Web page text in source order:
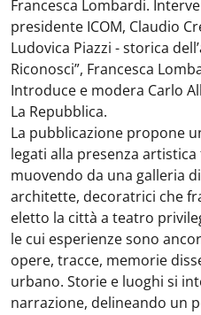
Francesca Lombardi.
presidente ICOM, Claudio
Ludovica Piazzi - storica
Riconosci”, Francesca
Introduce e modera Carlo
La Repubblica.
La pubblicazione propone
legati alla presenza
muovendo da una galleria
architette, decoratrici che
eletto la città a teatro
le cui esperienze sono
opere, tracce, memorie
urbano. Storie e luoghi si
narrazione, delineando un